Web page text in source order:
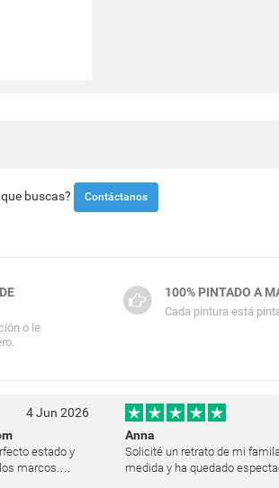
buscas? Contáctanos
o le
100% PINTADO A
Cada pintura está
4 Jun 2026
estado y
marcos.
Anna
Solicité un retrato de mi
medida y ha quedado